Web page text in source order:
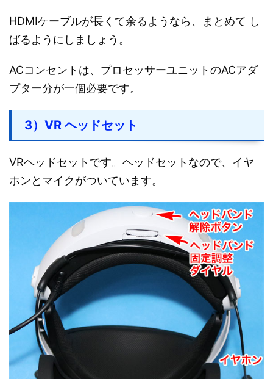
HDMIケーブルが長くて余るようなら、まとめて し
ばるようにしましょう。
ACコンセントは、プロセッサーユニットのACアダ
プター分が一個必要です。
3）VR ヘッドセット
VRヘッドセットです。ヘッドセットなので、イヤ
ホンとマイクがついています。